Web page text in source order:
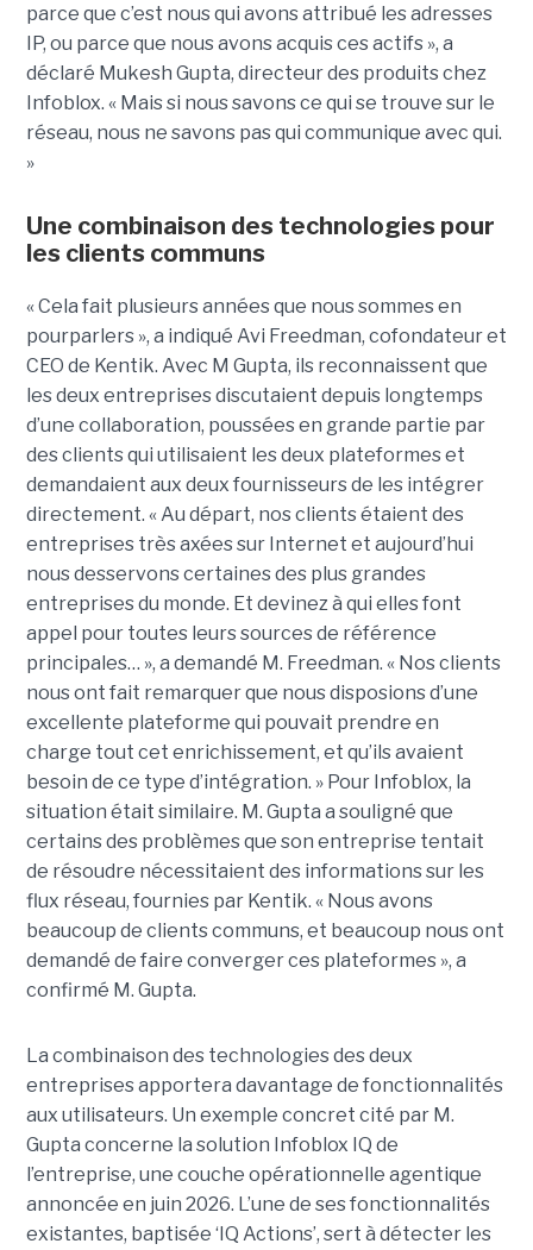
parce que c’est nous qui avons attribué les adresses
IP, ou parce que nous avons acquis ces actifs », a
déclaré Mukesh Gupta, directeur des produits chez
Infoblox. « Mais si nous savons ce qui se trouve sur le
réseau, nous ne savons pas qui communique avec qui.
»
Une combinaison des technologies pour
les clients communs
« Cela fait plusieurs années que nous sommes en
pourparlers », a indiqué Avi Freedman, cofondateur et
CEO de Kentik. Avec M Gupta, ils reconnaissent que
les deux entreprises discutaient depuis longtemps
d’une collaboration, poussées en grande partie par
des clients qui utilisaient les deux plateformes et
demandaient aux deux fournisseurs de les intégrer
directement. « Au départ, nos clients étaient des
entreprises très axées sur Internet et aujourd’hui
nous desservons certaines des plus grandes
entreprises du monde. Et devinez à qui elles font
appel pour toutes leurs sources de référence
principales… », a demandé M. Freedman. « Nos clients
nous ont fait remarquer que nous disposions d’une
excellente plateforme qui pouvait prendre en
charge tout cet enrichissement, et qu’ils avaient
besoin de ce type d’intégration. » Pour Infoblox, la
situation était similaire. M. Gupta a souligné que
certains des problèmes que son entreprise tentait
de résoudre nécessitaient des informations sur les
flux réseau, fournies par Kentik. « Nous avons
beaucoup de clients communs, et beaucoup nous ont
demandé de faire converger ces plateformes », a
confirmé M. Gupta.
La combinaison des technologies des deux
entreprises apportera davantage de fonctionnalités
aux utilisateurs. Un exemple concret cité par M.
Gupta concerne la solution Infoblox IQ de
l’entreprise, une couche opérationnelle agentique
annoncée en juin 2026. L’une de ses fonctionnalités
existantes, baptisée ‘IQ Actions’, sert à détecter les